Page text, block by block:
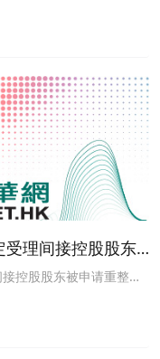
受理间接控股股东
控股股东被申请重整的
院《民事裁定书》，裁
有限公司宝鸡高新支行